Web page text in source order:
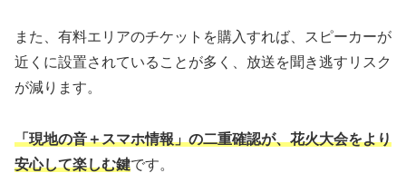
また、有料エリアのチケットを購入すれば、スピーカーが
近くに設置されていることが多く、放送を聞き逃すリスク
が減ります。
「現地の音＋スマホ情報」の二重確認が、花火大会をより
安心して楽しむ鍵です。